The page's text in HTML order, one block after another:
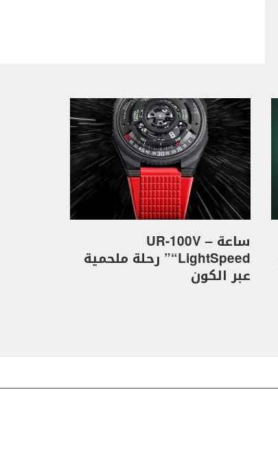
ساعة UR-100V –
“LightSpeed” رحلة ملحمية
عبر الكون